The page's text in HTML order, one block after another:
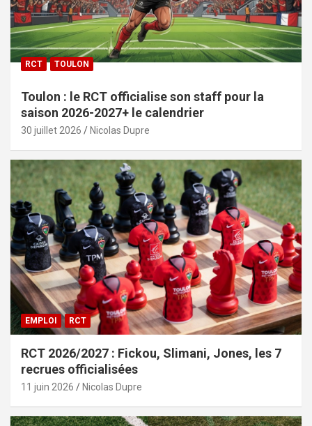
RCT TOULON
Toulon : le RCT officialise son staff pour la
saison 2026-2027+ le calendrier
30 juillet 2026 Nicolas Dupre
EMPLOI RCT
RCT 2026/2027 : Fickou, Slimani, Jones, les 7
recrues officialisées
11 juin 2026 Nicolas Dupre